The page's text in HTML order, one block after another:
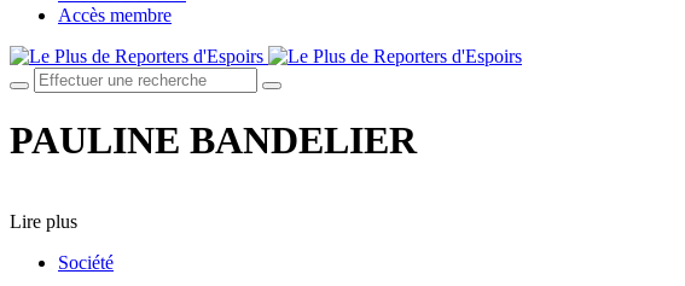
Accès membre
PAULINE BANDELIER
Lire plus
Société